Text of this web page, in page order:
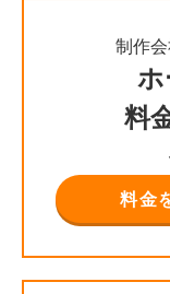
制作
ホ
料
料金